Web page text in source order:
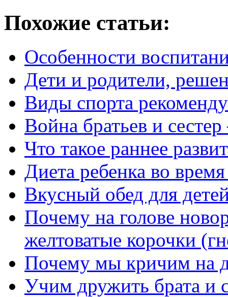
Похожие статьи:
Особенности
Дети и родители,
Виды спорта
Война братьев и
Что такое раннее
Диета ребенка во
Вкусный обед для
Почему на голове
желтоватые корочки
Почему мы кричим на
Учим дружить брата и